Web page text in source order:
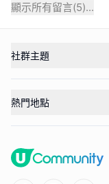
顯示所有留言(5)...
社群主題
熱門地點